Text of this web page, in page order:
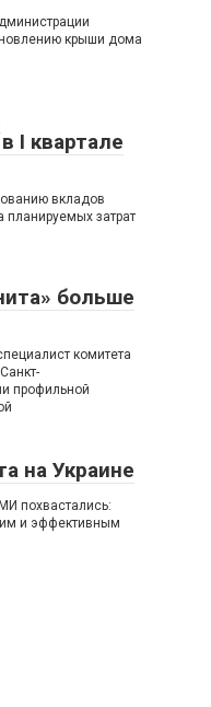
крыши дома
I квартале
вкладов
затрат
больше
комитета
профильной
на Украине
похвастались:
и эффективным